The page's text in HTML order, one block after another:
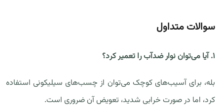
سوالات متداول
۱. آیا می‌توان نوار ضدآب را تعمیر کرد؟
بله، برای آسیب‌های کوچک می‌توان از چسب‌های سیلیکونی استفاده
کرد، اما در صورت خرابی شدید، تعویض آن ضروری است.